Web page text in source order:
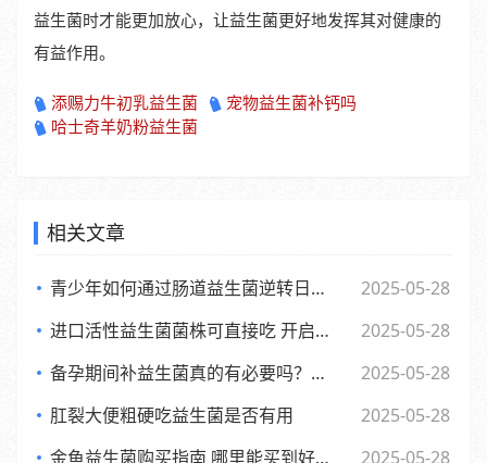
益生菌时才能更加放心，让益生菌更好地发挥其对健康的
有益作用。
添赐力牛初乳益生菌
宠物益生菌补钙吗
哈士奇羊奶粉益生菌
相关文章
青少年如何通过肠道益生菌逆转日常倦怠，活力满满每一天
2025-05-28
进口活性益生菌菌株可直接吃 开启健康新体验
2025-05-28
备孕期间补益生菌真的有必要吗？了解背后的和科学依据
2025-05-28
肛裂大便粗硬吃益生菌是否有用
2025-05-28
金鱼益生菌购买指南 哪里能买到好用又实惠的金鱼益生菌
2025-05-28